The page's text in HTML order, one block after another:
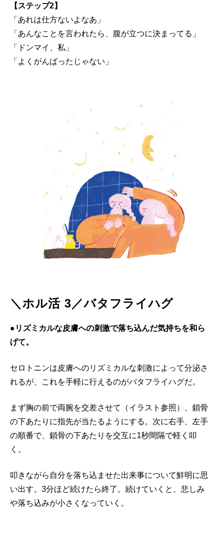
【ステップ2】
「あれは仕方ないよなあ」
「あんなことを言われたら、腹が立つに決まってる」
「ドンマイ、私」
「よくがんばったじゃない」
＼ホル活 3／バタフライハグ
●リズミカルな皮膚への刺激で落ち込んだ気持ちを和ら
げて。
セロトニンは皮膚へのリズミカルな刺激によって分泌さ
れるが、これを手軽に行えるのがバタフライハグだ。
まず胸の前で両腕を交差させて（イラスト参照）、鎖骨
の下あたりに指先が当たるようにする。次に右手、左手
の順番で、鎖骨の下あたりを交互に1秒間隔で軽く叩
く。
叩きながら自分を落ち込ませた出来事について鮮明に思
い出す。3分ほど続けたら終了。続けていくと、悲しみ
や落ち込みが小さくなっていく。